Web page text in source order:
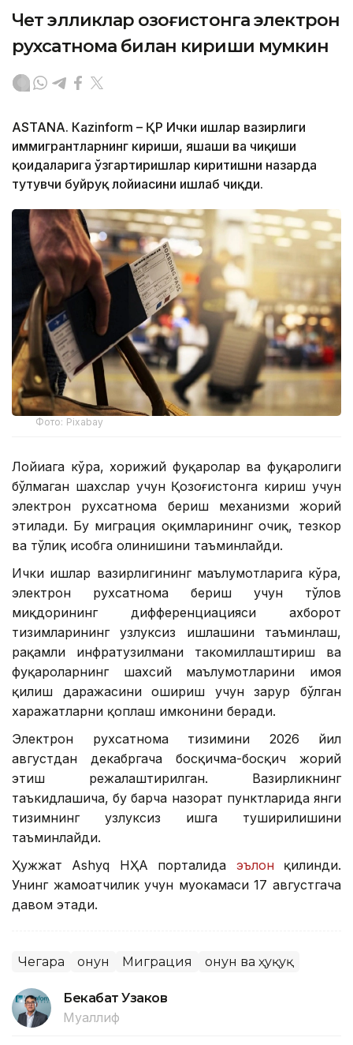
Чет элликлар Қозоғистонга электрон
рухсатнома билан кириши мумкин
ASTANА. Кazinform – ҚР Ички ишлар вазирлиги
иммигрантларнинг кириши, яшаши ва чиқиши
қоидаларига ўзгартиришлар киритишни назарда
тутувчи буйруқ лойиҳасини ишлаб чиқди.
Фото: Pixabay
Лойиҳага кўра, хорижий фуқаролар ва фуқаролиги
бўлмаган шахслар учун Қозоғистонга кириш учун
электрон рухсатнома бериш механизми жорий
этилади. Бу миграция оқимларининг очиқ, тезкор
ва тўлиқ ҳисобга олинишини таъминлайди.
Ички ишлар вазирлигининг маълумотларига кўра,
электрон рухсатнома бериш учун тўлов
миқдорининг дифференциацияси ахборот
тизимларининг узлуксиз ишлашини таъминлаш,
рақамли инфратузилмани такомиллаштириш ва
фуқароларнинг шахсий маълумотларини ҳимоя
қилиш даражасини ошириш учун зарур бўлган
харажатларни қоплаш имконини беради.
Электрон рухсатнома тизимини 2026 йил
августдан декабргача босқичма-босқич жорий
этиш режалаштирилган. Вазирликнинг
таъкидлашича, бу барча назорат пунктларида янги
тизимнинг узлуксиз ишга туширилишини
таъминлайди.
Ҳужжат Ashyq НҲА порталида эълонқилинди.
Унинг жамоатчилик учун муҳокамаси 17 августгача
давом этади.
Чегара Қонун Миграция Қонун ва ҳуқуқ
Бекабат Узаков
Муаллиф